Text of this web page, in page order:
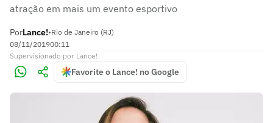
atração em mais um evento esportivo
PorLance!•Rio de Janeiro (RJ)
08/11/201900:11
Supervisionado por Lance!
Favorite o Lance! no Google